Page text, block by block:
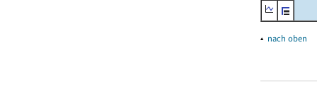
▴ nach oben